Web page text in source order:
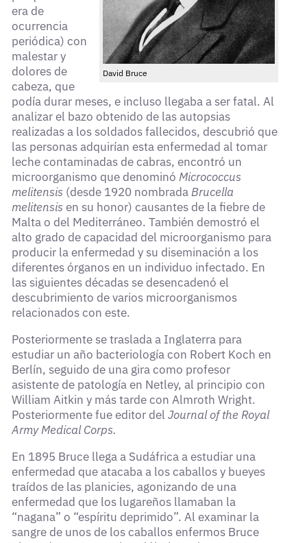
David Bruce
era de
ocurrencia
periódica) con
malestar y
dolores de
cabeza, que
podía durar meses, e incluso llegaba a ser fatal. Al
analizar el bazo obtenido de las autopsias
realizadas a los soldados fallecidos, descubrió que
las personas adquirían esta enfermedad al tomar
leche contaminadas de cabras, encontró un
microorganismo que denominó Micrococcus
melitensis (desde 1920 nombradaBrucella
melitensis en su honor) causantes de la fiebre de
Malta o del Mediterráneo. También demostró el
alto grado de capacidad del microorganismo para
producir la enfermedad y su diseminación a los
diferentes órganos en un individuo infectado. En
las siguientes décadas se desencadenó el
descubrimiento de varios microorganismos
relacionados con este.
Posteriormente se traslada a Inglaterra para
estudiar un año bacteriología con Robert Koch en
Berlín, seguido de una gira como profesor
asistente de patología en Netley, al principio con
William Aitkin y más tarde con Almroth Wright.
Posteriormente fue editor del Journal of the Royal
Army Medical Corps.
En 1895 Bruce llega a Sudáfrica a estudiar una
enfermedad que atacaba a los caballos y bueyes
traídos de las planicies, agonizando de una
enfermedad que los lugareños llamaban la
“nagana” o “espíritu deprimido”. Al examinar la
sangre de unos de los caballos enfermos Bruce